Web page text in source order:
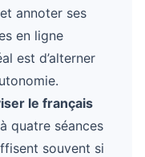
annoter ses
en ligne
est d’alterner
le français
quatre séances
souvent si